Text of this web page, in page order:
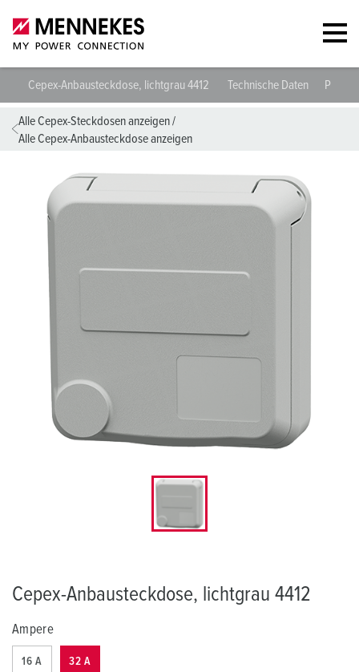
Cepex-Anbausteckdose, lichtgrau 4412 Technische Daten
Alle Cepex-Steckdosen anzeigen/
Alle Cepex-Anbausteckdose anzeigen
Cepex-Anbausteckdose, lichtgrau 4412
Ampere
16 A 32 A